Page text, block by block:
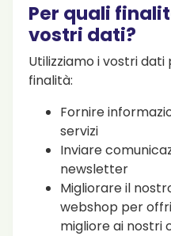
Per quali
vostri dati?
Utilizziamo i vostri
finalità:
Fornire
servizi
Inviare
newsletter
Migliorare il
webshop per
migliore ai nostri